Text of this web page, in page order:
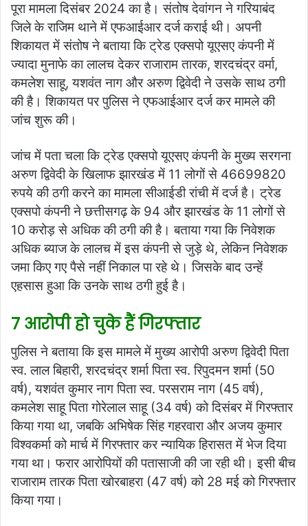
पूरा मामला दिसंबर 2024 का है। संतोष देवांगन ने गरियाबंद
जिले के राजिम थाने में एफआईआर दर्ज कराई थी। अपनी
शिकायत में संतोष ने बताया कि ट्रेड एक्सपो यूएसए कंपनी में
ज्यादा मुनाफे का लालच देकर राजाराम तारक, शरदचंद्र वर्मा,
कमलेश साहू, यशवंत नाग और अरुण द्विवेदी ने उसके साथ ठगी
की है। शिकायत पर पुलिस ने एफआईआर दर्ज कर मामले की
जांच शुरू की।
जांच में पता चला कि ट्रेड एक्सपो यूएसए कंपनी के मुख्य सरगना
अरुण द्विवेदी के खिलाफ झारखंड में 11 लोगों से 46699820
रुपये की ठगी करने का मामला सीआईडी ​​रांची में दर्ज है। ट्रेड
एक्सपो कंपनी ने छत्तीसगढ़ के 94 और झारखंड के 11 लोगों से
10 करोड़ से अधिक की ठगी की है। बताया गया कि निवेशक
अधिक ब्याज के लालच में इस कंपनी से जुड़े थे, लेकिन निवेशक
जमा किए गए पैसे नहीं निकाल पा रहे थे। जिसके बाद उन्हें
एहसास हुआ कि उनके साथ ठगी हुई है।
7 आरोपी हो चुके हैं गिरफ्तार
पुलिस ने बताया कि इस मामले में मुख्य आरोपी अरुण द्विवेदी पिता
स्व. लाल बिहारी, शरदचंद्र शर्मा पिता स्व. रिपुदमन शर्मा (50
वर्ष), यशवंत कुमार नाग पिता स्व. परसराम नाग (45 वर्ष),
कमलेश साहू पिता गोरेलाल साहू (34 वर्ष) को दिसंबर में गिरफ्तार
किया गया था, जबकि अभिषेक सिंह गहरवारा और अजय कुमार
विश्वकर्मा को मार्च में गिरफ्तार कर न्यायिक हिरासत में भेज दिया
गया था। फरार आरोपियों की पतासाजी की जा रही थी। इसी बीच
राजाराम तारक पिता खोरबाहरा (47 वर्ष) को 28 मई को गिरफ्तार
किया गया।